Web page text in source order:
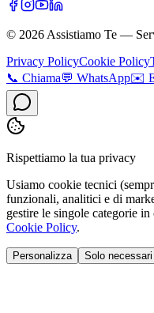
© 2026 Assistiamo Te —
Privacy PolicyCookie Policy
📞 Chiama💬 WhatsApp✉️
Rispettiamo la tua privacy
Usiamo cookie tecnici
funzionali, analitici e di
gestire le singole categorie
Cookie Policy.
Personalizza Solo necessari